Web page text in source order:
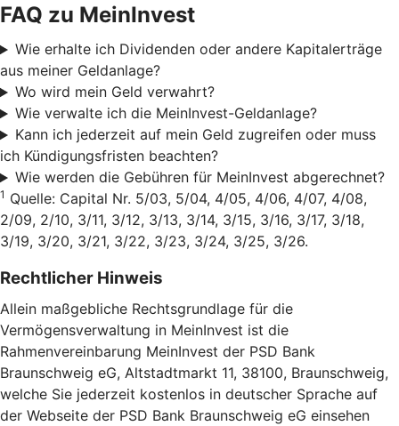
FAQ zu MeinInvest
Wie erhalte ich Dividenden oder andere Kapitalerträge
aus meiner Geldanlage?
Wo wird mein Geld verwahrt?
Wie verwalte ich die MeinInvest-Geldanlage?
Kann ich jederzeit auf mein Geld zugreifen oder muss
ich Kündigungsfristen beachten?
Wie werden die Gebühren für MeinInvest abgerechnet?
1 Quelle: Capital Nr. 5/03, 5/04, 4/05, 4/06, 4/07, 4/08,
2/09, 2/10, 3/11, 3/12, 3/13, 3/14, 3/15, 3/16, 3/17, 3/18,
3/19, 3/20, 3/21, 3/22, 3/23, 3/24, 3/25, 3/26.
Rechtlicher Hinweis
Allein maßgebliche Rechtsgrundlage für die
Vermögensverwaltung in MeinInvest ist die
Rahmenvereinbarung MeinInvest der PSD Bank
Braunschweig eG, Altstadtmarkt 11, 38100, Braunschweig,
welche Sie jederzeit kostenlos in deutscher Sprache auf
der Webseite der PSD Bank Braunschweig eG einsehen